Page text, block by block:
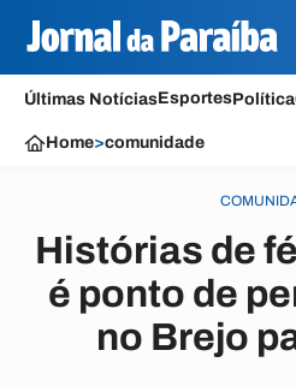
Últimas NotíciasEsportesPolítica
Home>comunidade
Histórias de
é ponto de
no Brejo